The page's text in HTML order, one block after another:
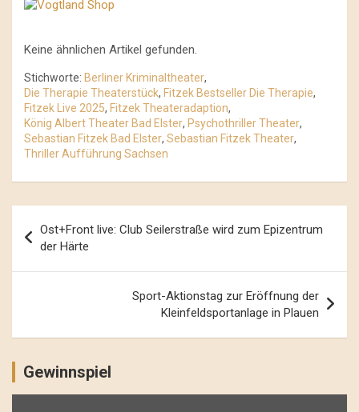
Keine ähnlichen Artikel gefunden.
Stichworte: Berliner Kriminaltheater,
Die Therapie Theaterstück, Fitzek Bestseller Die Therapie,
Fitzek Live 2025, Fitzek Theateradaption,
König Albert Theater Bad Elster, Psychothriller Theater,
Sebastian Fitzek Bad Elster, Sebastian Fitzek Theater,
Thriller Aufführung Sachsen
Navigation
Ost+Front live: Club Seilerstraße wird zum Epizentrum
der Härte
Sport-Aktionstag zur Eröffnung der
Kleinfeldsportanlage in Plauen
Gewinnspiel